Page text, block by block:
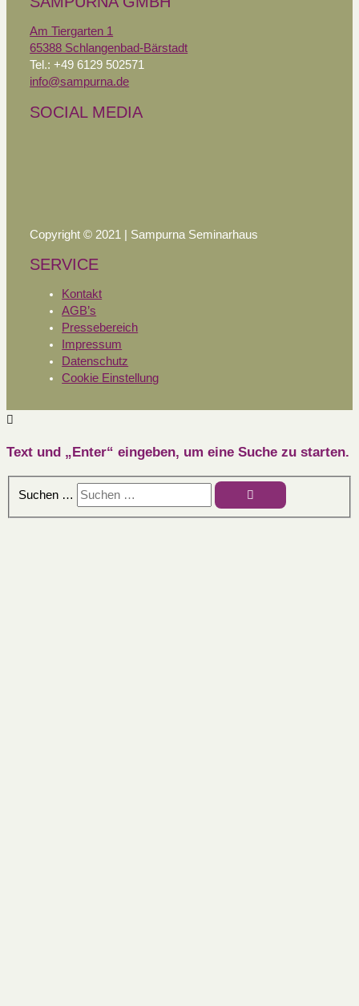
Am Tiergarten 1
65388 Schlangenbad-Bärstadt
Tel.: +49 6129 502571
info@sampurna.de
SOCIAL MEDIA
Copyright © 2021 | Sampurna Seminarhaus
SERVICE
Kontakt
AGB’s
Pressebereich
Impressum
Datenschutz
Cookie Einstellung
Text und „Enter“ eingeben, um eine Suche zu starten.
Suchen …